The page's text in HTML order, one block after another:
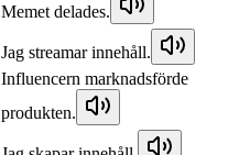
Memet delades.
Jag streamar innehåll.
Influencern marknadsförde
produkten.